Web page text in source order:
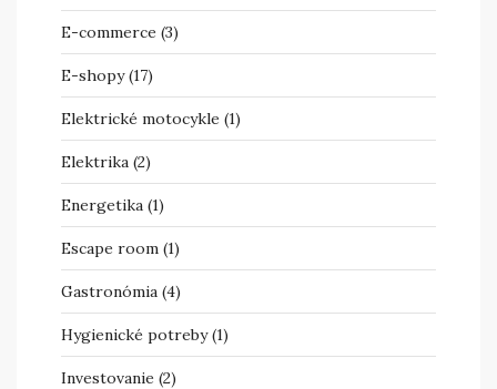
E-commerce (3)
E-shopy(17)
Elektrické motocykle (1)
Elektrika (2)
Energetika (1)
Escape room (1)
Gastronómia (4)
Hygienické potreby(1)
Investovanie (2)